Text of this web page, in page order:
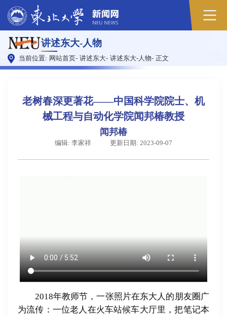
讲述东大-人物
当前位置: 网站首页- 讲述东大- 讲述东大-人物- 正文
老树春深更著花——中国科学院院士、机
械工程与自动化学院闻邦椿教授
闻邦椿
编辑: 李家祥 更新日期: 2023-09-07
2018年教师节，一张照片在东大人的朋友圈广
为流传：一位老人在火车站候车大厅里，把笔记本